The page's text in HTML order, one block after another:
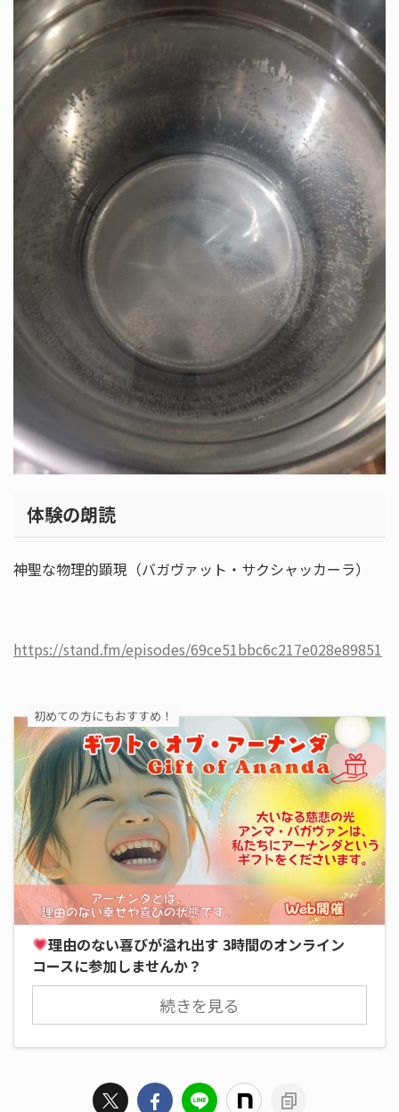
体験の朗読
神聖な物理的顕現（バガヴァット・サクシャッカーラ）
https://stand.fm/episodes/69ce51bbc6c217e028e89851
初めての方にもおすすめ！
理由のない喜びが溢れ出す 3時間のオンライン
コースに参加しませんか？
続きを見る